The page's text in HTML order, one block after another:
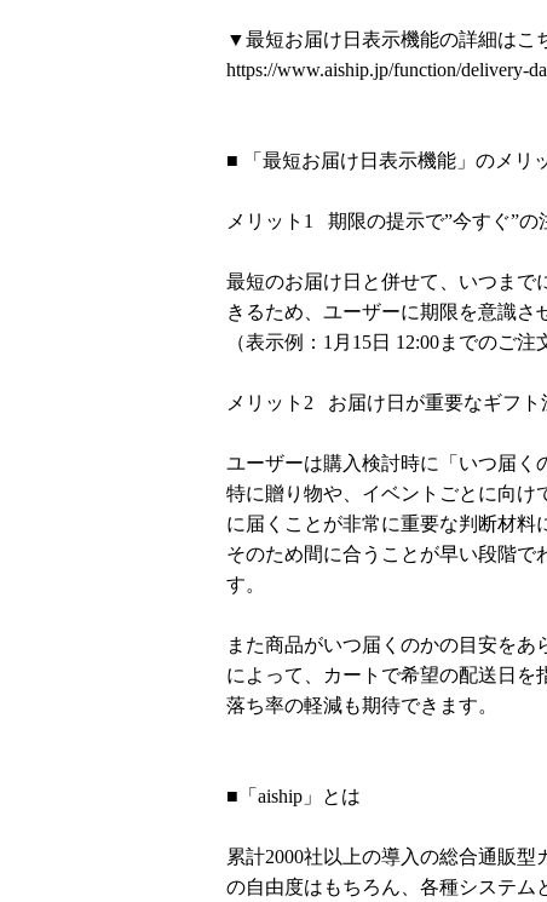
▼最短お届け日表示機能の詳細はこ
https://www.aiship.jp/function/delivery-
■ 「最短お届け日表示機能」のメリ
メリット1 期限の提示で”今すぐ”の
最短のお届け日と併せて、いつまで
きるため、ユーザーに期限を意識さ
（表示例：1月15日 12:00までのご注
メリット2 お届け日が重要なギフト
ユーザーは購入検討時に「いつ届く
特に贈り物や、イベントごとに向け
に届くことが非常に重要な判断材料
そのため間に合うことが早い段階で
す。
また商品がいつ届くのかの目安を
によって、カートで希望の配送日
落ち率の軽減も期待できます。
■「aiship」とは
累計2000社以上の導入の総合通販
の自由度はもちろん、各種システム